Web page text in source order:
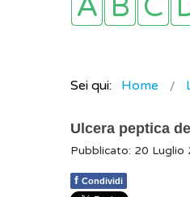
Sei qui: Home
Ulcera peptica
Pubblicato: 20 Luglio
f Condividi